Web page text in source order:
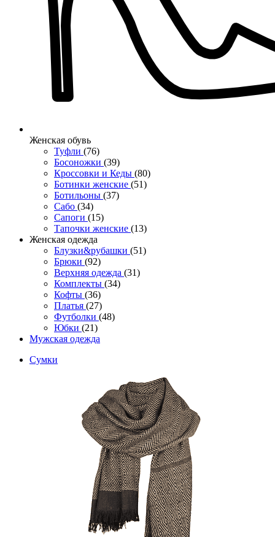
Женcкая обувь
Туфли (76)
Босоножки (39)
Кроссовки и Кеды (80)
Ботинки женские (51)
Ботильоны (37)
Сабо (34)
Сапоги (15)
Тапочки женские (13)
Женская одежда
Блузки&рубашки (51)
Брюки (92)
Верхняя одежда (31)
Комплекты (34)
Кофты (36)
Платья (27)
Футболки (48)
Юбки (21)
Мужская одежда
Сумки